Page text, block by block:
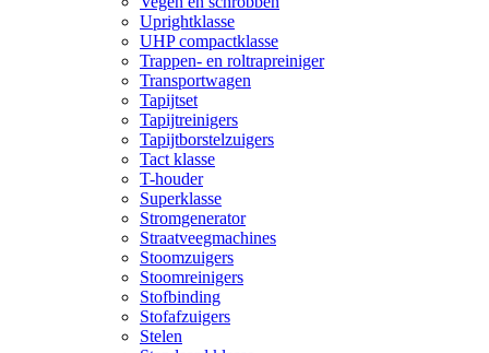
Uprightklasse
UHP compactklasse
Trappen- en roltrapreiniger
Transportwagen
Tapijtset
Tapijtreinigers
Tapijtborstelzuigers
Tact klasse
T-houder
Superklasse
Stromgenerator
Straatveegmachines
Stoomzuigers
Stoomreinigers
Stofbinding
Stofafzuigers
Stelen